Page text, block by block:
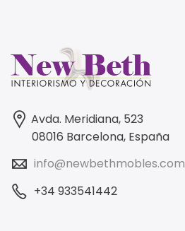
Avda. Meridiana, 523
08016 Barcelona, España
info@newbethmobles.com
+34 933541442